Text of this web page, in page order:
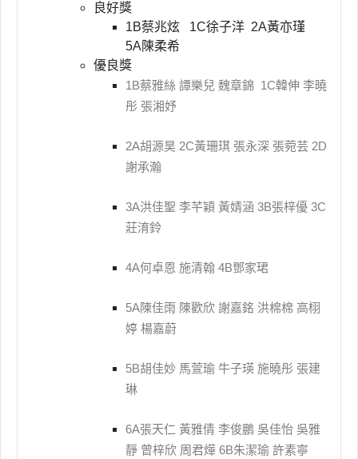
良好獎
1B蔡兆炫 1C徐子洋 2A黃亦瑾
5A陳柔希
優良獎
1B蔡雅絲 譚樂兒 魏章錦 1C韓伸 李曉
彤 張湘妤
2A胡源昊 2C黃珊琪 張永深 張菀芸 2D
謝承瀚
3A洪佳聖 李芊穎 黃婧涵 3B張梓優 3C
莊淯鈴
4A何卓恩 施清翰 4B鄧家珺
5A陳佳雨 陳歡欣 謝嘉銘 洪棉棉 高栩
婷 楊嘉蔚
5B胡佳妙 馬萱瑜 牛子瑛 施曉彤 張建
琳
6A張天仁 黃雅倩 李俊鵬 吳佳怡 吳雅
靜 曾梓欣 周君燁 6B朱潔瑜 許素寧